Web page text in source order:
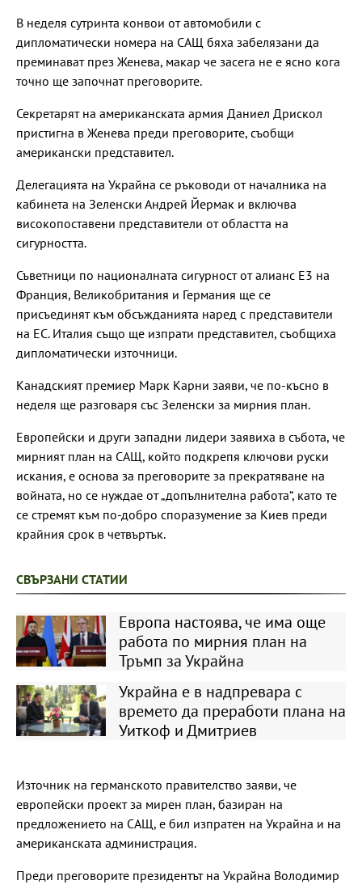
В неделя сутринта конвои от автомобили с
дипломатически номера на САЩ бяха забелязани да
преминават през Женева, макар че засега не е ясно кога
точно ще започнат преговорите.
Секретарят на американската армия Даниел Дрискол
пристигна в Женева преди преговорите, съобщи
американски представител.
Делегацията на Украйна се ръководи от началника на
кабинета на Зеленски Андрей Йермак и включва
високопоставени представители от областта на
сигурността.
Съветници по националната сигурност от алианс Е3 на
Франция, Великобритания и Германия ще се
присъединят към обсъжданията наред с представители
на ЕС. Италия също ще изпрати представител, съобщиха
дипломатически източници.
Канадският премиер Марк Карни заяви, че по-късно в
неделя ще разговаря със Зеленски за мирния план.
Европейски и други западни лидери заявиха в събота, че
мирният план на САЩ, който подкрепя ключови руски
искания, е основа за преговорите за прекратяване на
войната, но се нуждае от „допълнителна работа“, като те
се стремят към по-добро споразумение за Киев преди
крайния срок в четвъртък.
СВЪРЗАНИ СТАТИИ
Европа настоява, че има още
работа по мирния план на
Тръмп за Украйна
Украйна е в надпревара с
времето да преработи плана на
Уиткоф и Дмитриев
Източник на германското правителство заяви, че
европейски проект за мирен план, базиран на
предложението на САЩ, е бил изпратен на Украйна и на
американската администрация.
Преди преговорите президентът на Украйна Володимир